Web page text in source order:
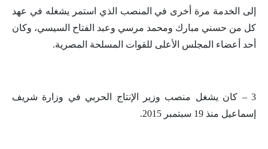
إلى الخدمة مرة أخرى في المنصب الذي استمر يشغله في عهد
كل من حسني مبارك ومحمد مرسي وعبد الفتاح السيسي، وكان
أحد أعضاء المجلس الأعلى للقوات المسلحة المصرية.
3 – كان يشغل منصب وزير الإنتاج الحربي في وزارة شريف
إسماعيل منذ 19 سبتمبر 2015.